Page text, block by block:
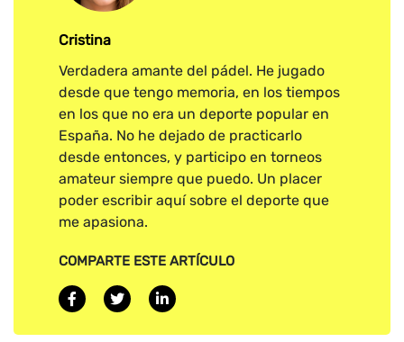
Cristina
Verdadera amante del pádel. He jugado
desde que tengo memoria, en los tiempos
en los que no era un deporte popular en
España. No he dejado de practicarlo
desde entonces, y participo en torneos
amateur siempre que puedo. Un placer
poder escribir aquí sobre el deporte que
me apasiona.
COMPARTE ESTE ARTÍCULO